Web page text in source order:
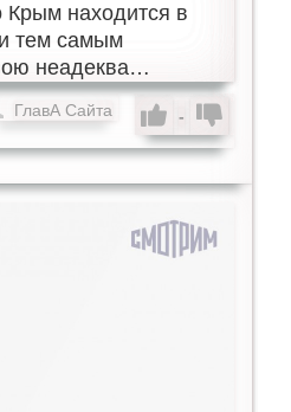
Крым находится в
тем самым
неадеква…
-
ГлавА Сайта